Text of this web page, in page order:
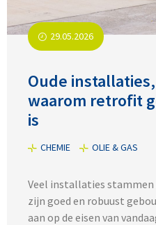
29.05.2026
Oude
waarom retrofit
is
CHEMIE OLIE & GAS
Veel installaties stammen
zijn goed en robuust
aan op de eisen van